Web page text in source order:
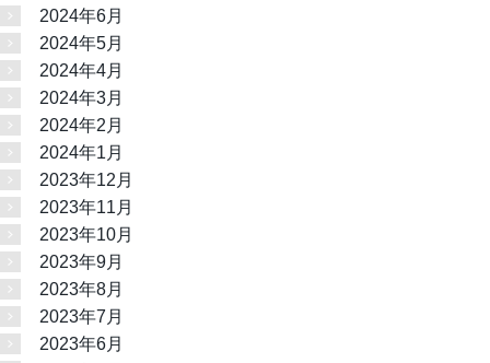
2024年6月
2024年5月
2024年4月
2024年3月
2024年2月
2024年1月
2023年12月
2023年11月
2023年10月
2023年9月
2023年8月
2023年7月
2023年6月